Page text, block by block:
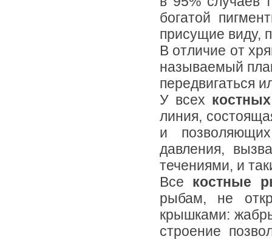
богатой
присущие виду,
В отличие от
называемый
передвигаться
У всех
линия,
и
давления,
течениями, и
Все костные
рыбам, не
крышками:
строение